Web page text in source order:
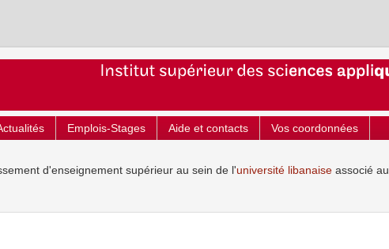
Emplois-Stages Aide et contacts Vos coordonnées
d'enseignement supérieur au sein de l'université libanaise associé au